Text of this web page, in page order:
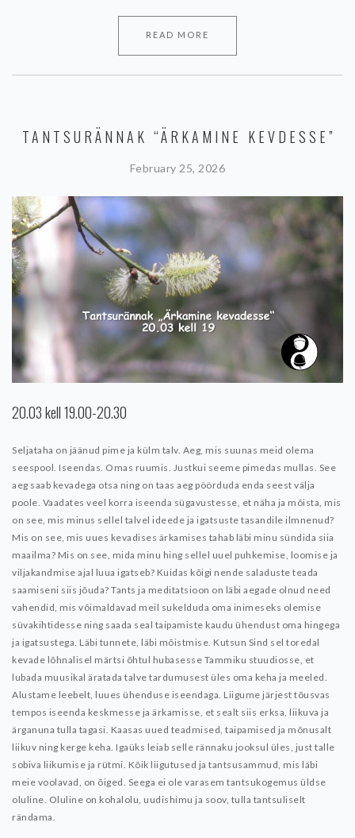
READ MORE
TANTSURÄNNAK “ÄRKAMINE KEVDESSE”
February 25, 2026
20.03 kell 19.00-20.30
Seljataha on jäänud pime ja külm talv. Aeg, mis suunas meid olema
seespool. Iseendas. Omas ruumis. Justkui seeme pimedas mullas. See
aeg saab kevadega otsa ning on taas aeg pöörduda enda seest välja
poole. Vaadates veel korra iseenda sügavustesse, et näha ja mõista, mis
on see, mis minus sellel talvel ideede ja igatsuste tasandile ilmnenud?
Mis on see, mis uues kevadises ärkamises tahab läbi minu sündida siia
maailma? Mis on see, mida minu hing sellel uuel puhkemise, loomise ja
viljakandmise ajal luua igatseb? Kuidas kõigi nende saladuste teada
saamiseni siis jõuda? Tants ja meditatsioon on läbi aegade olnud need
vahendid, mis võimaldavad meil sukelduda oma inimeseks olemise
süvakihtidesse ning saada seal taipamiste kaudu ühendust oma hingega
ja igatsustega. Läbi tunnete, läbi mõistmise. Kutsun Sind sel toredal
kevade lõhnalisel märtsi õhtul hubasesse Tammiku stuudiosse, et
lubada muusikal äratada talve tardumusest üles oma keha ja meeled.
Alustame leebelt, luues ühenduse iseendaga. Liigume järjest tõusvas
tempos iseenda keskmesse ja ärkamisse, et sealt siis erksa, liikuva ja
ärganuna tulla tagasi. Kaasas uued teadmised, taipamised ja mõnusalt
liikuv ning kerge keha. Igaüks leiab selle rännaku jooksul üles, just talle
sobiva liikumise ja rütmi. Kõik liigutused ja tantsusammud, mis läbi
meie voolavad, on õiged. Seega ei ole varasem tantsukogemus üldse
oluline. Oluline on kohalolu, uudishimu ja soov, tulla tantsuliselt
rändama.